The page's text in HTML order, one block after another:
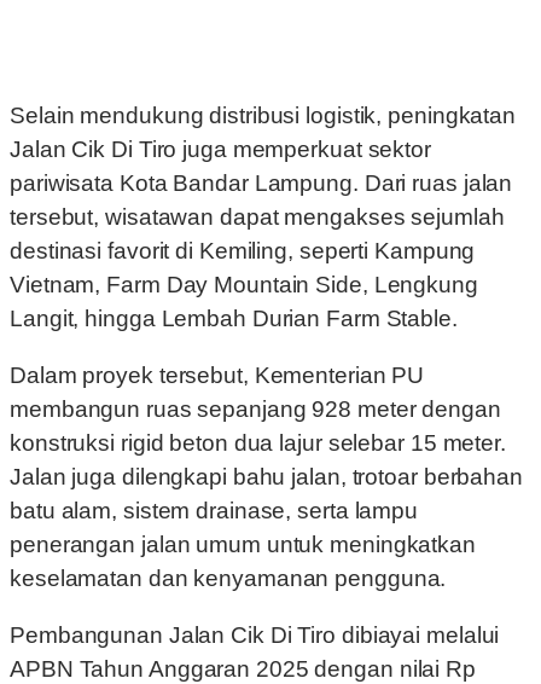
Selain mendukung distribusi logistik, peningkatan
Jalan Cik Di Tiro juga memperkuat sektor
pariwisata Kota Bandar Lampung. Dari ruas jalan
tersebut, wisatawan dapat mengakses sejumlah
destinasi favorit di Kemiling, seperti Kampung
Vietnam, Farm Day Mountain Side, Lengkung
Langit, hingga Lembah Durian Farm Stable.
Dalam proyek tersebut, Kementerian PU
membangun ruas sepanjang 928 meter dengan
konstruksi rigid beton dua lajur selebar 15 meter.
Jalan juga dilengkapi bahu jalan, trotoar berbahan
batu alam, sistem drainase, serta lampu
penerangan jalan umum untuk meningkatkan
keselamatan dan kenyamanan pengguna.
Pembangunan Jalan Cik Di Tiro dibiayai melalui
APBN Tahun Anggaran 2025 dengan nilai Rp